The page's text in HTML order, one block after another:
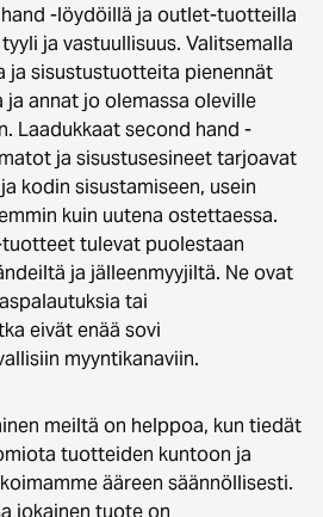
-löydöillä ja outlet-tuotteilla
ja vastuullisuus. Valitsemalla
ja sisustustuotteita pienennät
annat jo olemassa oleville
Laadukkaat second hand -
ja sisustusesineet tarjoavat
kodin sisustamiseen, usein
kuin uutena ostettaessa.
tulevat puolestaan
ja jälleenmyyjiltä. Ne ovat
tai
eivät enää sovi
myyntikanaviin.
meiltä on helppoa, kun tiedät
tuotteiden kuntoon ja
ääreen säännöllisesti.
jokainen tuote on